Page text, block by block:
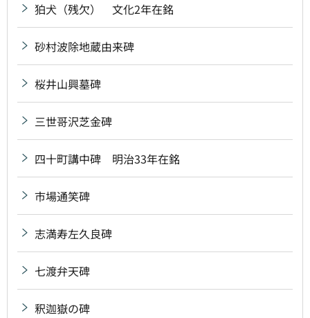
狛犬（残欠） 文化2年在銘
砂村波除地蔵由来碑
桜井山興墓碑
三世哥沢芝金碑
四十町講中碑 明治33年在銘
市場通笑碑
志満寿左久良碑
七渡弁天碑
釈迦嶽の碑